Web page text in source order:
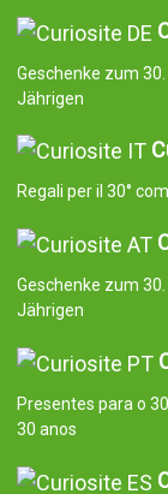
Geschenke zum
Jährigen
Regali per il 30°
Geschenke zum
Jährigen
Presentes para o
30 anos